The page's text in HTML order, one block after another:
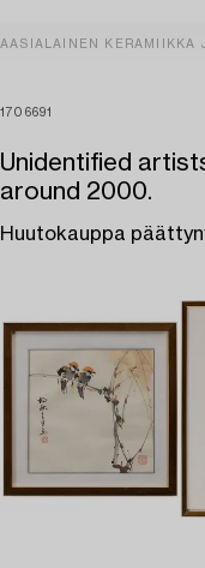
AASIALAINEN KERAMIIKKA
1706691
Unidentified
around 2000.
Huutokauppa